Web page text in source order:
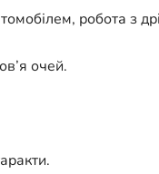
робота з
очей.